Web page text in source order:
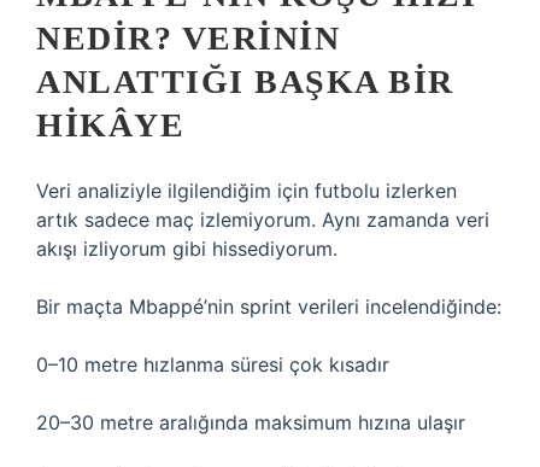
NEDIR? VERININ
ANLATTIĞI BAŞKA BIR
HIKÂYE
Veri analiziyle ilgilendiğim için futbolu izlerken
artık sadece maç izlemiyorum. Aynı zamanda veri
akışı izliyorum gibi hissediyorum.
Bir maçta Mbappé’nin sprint verileri incelendiğinde:
0–10 metre hızlanma süresi çok kısadır
20–30 metre aralığında maksimum hızına ulaşır